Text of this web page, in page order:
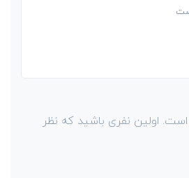
اولین نفری باشید که نظر